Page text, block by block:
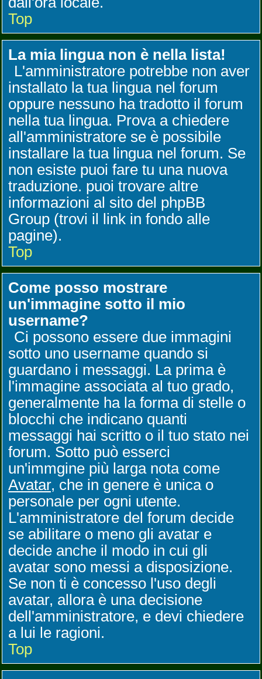
Top
La mia lingua non è nella lista!
L'amministratore potrebbe non aver
installato la tua lingua nel forum
oppure nessuno ha tradotto il forum
nella tua lingua. Prova a chiedere
all'amministratore se è possibile
installare la tua lingua nel forum. Se
non esiste puoi fare tu una nuova
traduzione. puoi trovare altre
informazioni al sito del phpBB
Group (trovi il link in fondo alle
pagine).
Top
Come posso mostrare
un'immagine sotto il mio
username?
Ci possono essere due immagini
sotto uno username quando si
guardano i messaggi. La prima è
l'immagine associata al tuo grado,
generalmente ha la forma di stelle o
blocchi che indicano quanti
messaggi hai scritto o il tuo stato nei
forum. Sotto può esserci
un'immgine più larga nota come
Avatar, che in genere è unica o
personale per ogni utente.
L'amministratore del forum decide
se abilitare o meno gli avatar e
decide anche il modo in cui gli
avatar sono messi a disposizione.
Se non ti è concesso l'uso degli
avatar, allora è una decisione
dell'amministratore, e devi chiedere
a lui le ragioni.
Top